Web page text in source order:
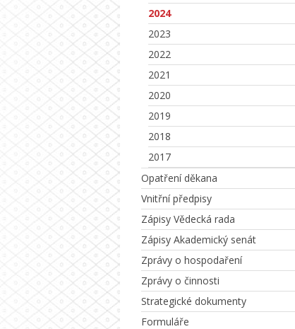
2024
2023
2022
2021
2020
2019
2018
2017
Opatření děkana
Vnitřní předpisy
Zápisy Vědecká rada
Zápisy Akademický senát
Zprávy o hospodaření
Zprávy o činnosti
Strategické dokumenty
Formuláře